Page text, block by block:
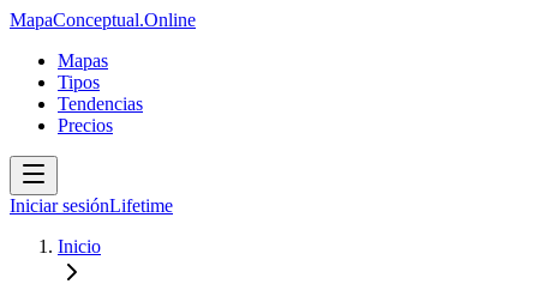
MapaConceptual.Online
Mapas
Tipos
Tendencias
Precios
Iniciar sesiónLifetime
Inicio